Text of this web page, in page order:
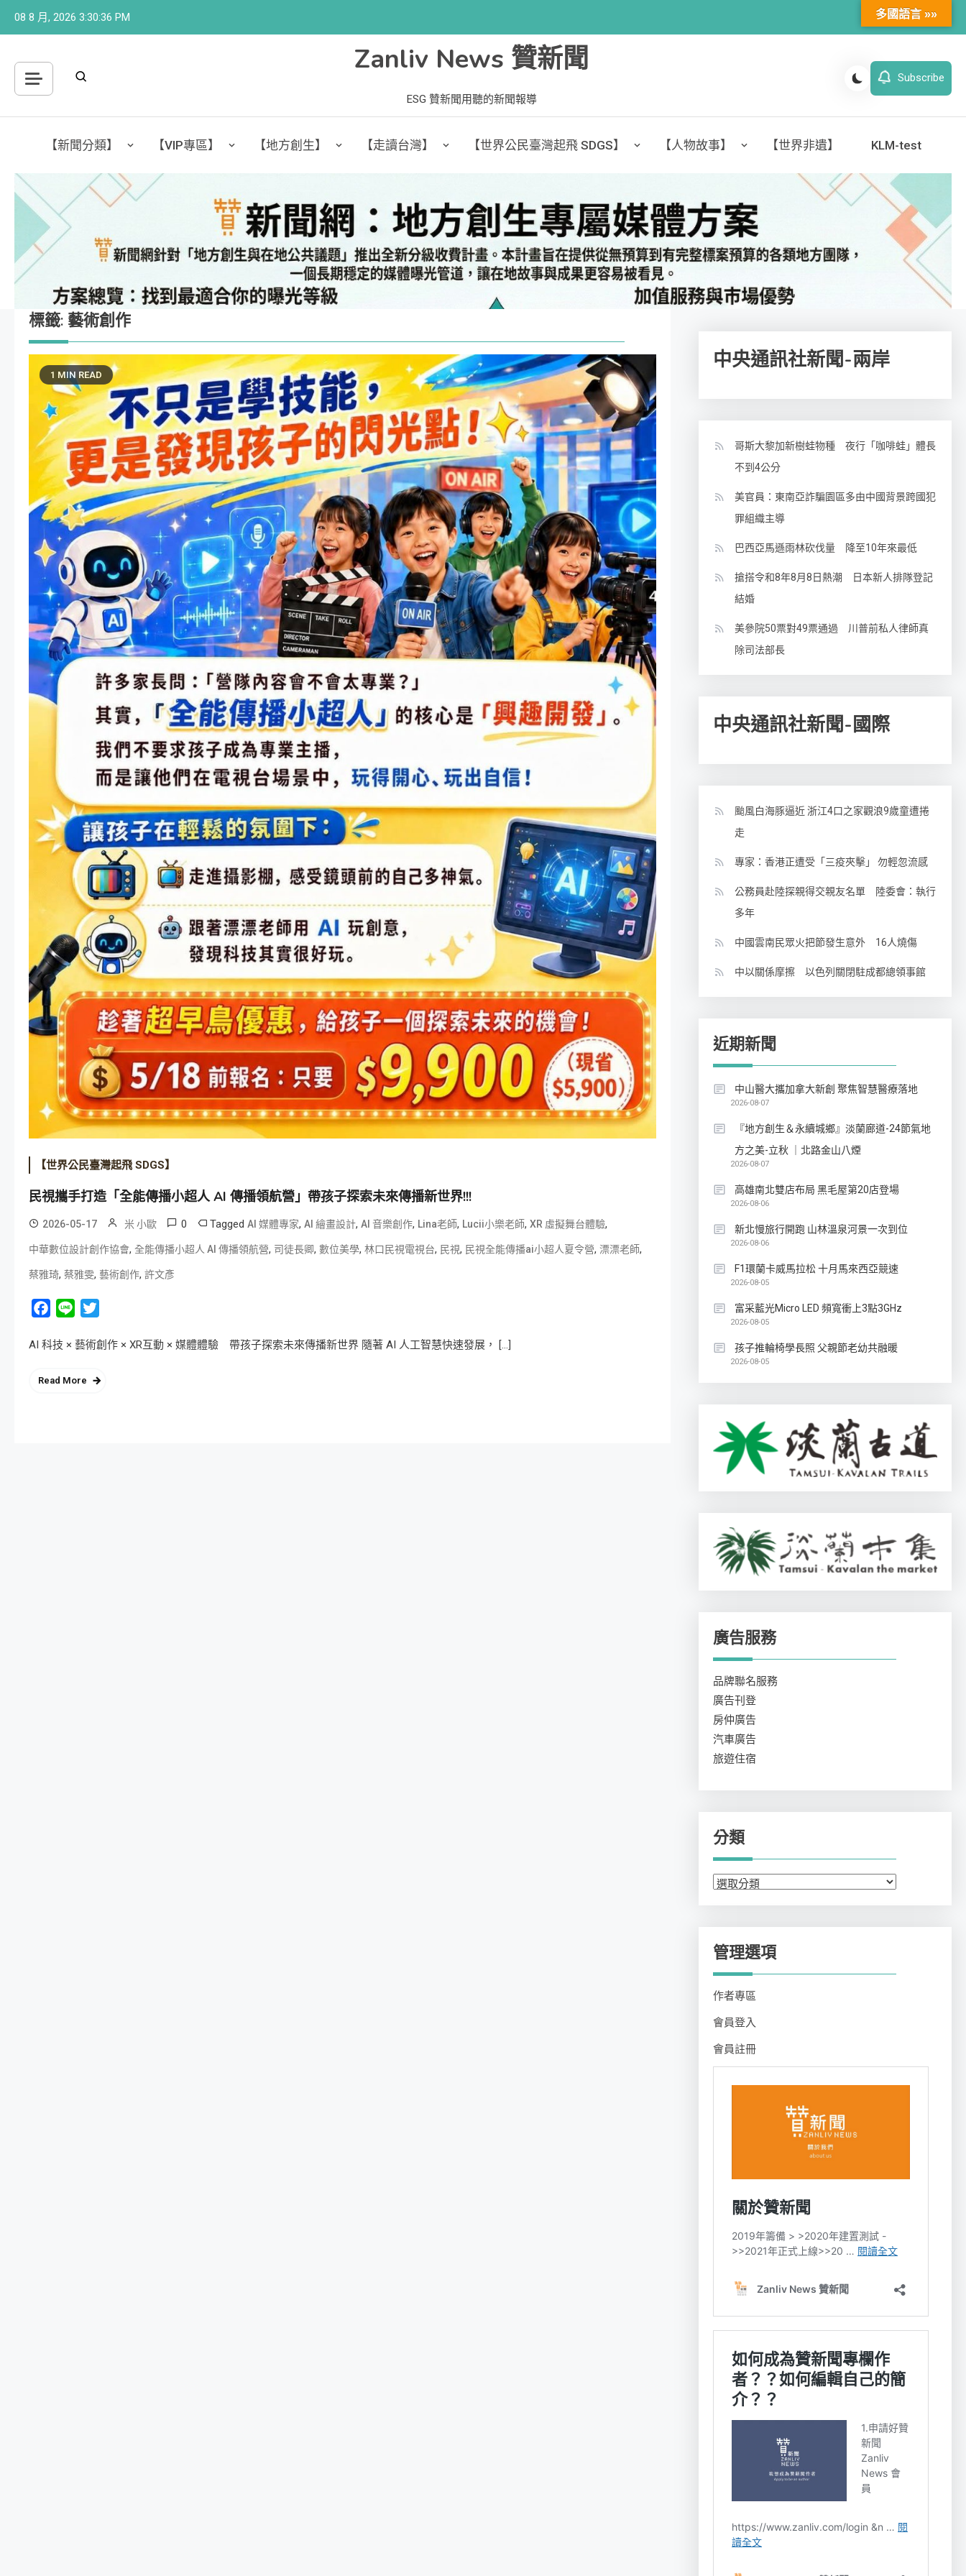
08 8 月, 2026 3:30:37 PM
Zanliv News 贊新聞
ESG 贊新聞用聽的新聞報導
Subscribe
【新聞分類】 【VIP專區】 【地方創生】 【走讀台灣】 【世界公民臺灣起飛 SDGS】 【人物故事】 【世界非遺】 KLM-test
標籤: 藝術創作
1 MIN READ
【世界公民臺灣起飛 SDGS】
民視攜手打造「全能傳播小超人 AI 傳播領航營」帶孩子探索未來傳播新世界!!!
2026-05-17 米 小歐 0 Tagged AI 媒體專家, AI 繪畫設計, AI 音樂創作, Lina老師, Lucii小樂老師, XR 虛擬舞台體驗,
中華數位設計創作協會, 全能傳播小超人 AI 傳播領航營, 司徒長卿, 數位美學, 林口民視電視台, 民視, 民視全能傳播ai小超人夏令營, 漂漂老師,
蔡雅琦, 蔡雅雯, 藝術創作, 許文彥
Facebook
Line
AI 科技 × 藝術創作 × XR互動 × 媒體體驗 帶孩子探索未來傳播新世界 隨著 AI 人工智慧快速發展， […]
Read More
中央通訊社新聞-兩岸
哥斯大黎加新樹蛙物種 夜行「咖啡蛙」體長
不到4公分
美官員：東南亞詐騙園區多由中國背景跨國犯
罪組織主導
巴西亞馬遜雨林砍伐量 降至10年來最低
搶搭令和8年8月8日熱潮 日本新人排隊登記
結婚
美參院50票對49票通過 川普前私人律師真
除司法部長
中央通訊社新聞-國際
颱風白海豚逼近 浙江4口之家觀浪9歲童遭捲
走
專家：香港正遭受「三疫夾擊」 勿輕忽流感
公務員赴陸探親得交親友名單 陸委會：執行
多年
中國雲南民眾火把節發生意外 16人燒傷
中以關係摩擦 以色列關閉駐成都總領事館
近期新聞
中山醫大攜加拿大新創 聚焦智慧醫療落地
2026-08-07
『地方創生＆永續城鄉』淡蘭廊道-24節氣地
方之美-立秋 ｜北路金山八煙
2026-08-07
高雄南北雙店布局 黑毛屋第20店登場
2026-08-06
新北慢旅行開跑 山林溫泉河景一次到位
2026-08-06
F1環蘭卡威馬拉松 十月馬來西亞競速
2026-08-05
富采藍光Micro LED 頻寬衝上3點3GHz
2026-08-05
孩子推輪椅學長照 父親節老幼共融暖
2026-08-05
廣告服務
品牌聯名服務
廣告刊登
房仲廣告
汽車廣告
旅遊住宿
分類
分
管理選項
作者專區
會員登入
會員註冊
多國語言 »»